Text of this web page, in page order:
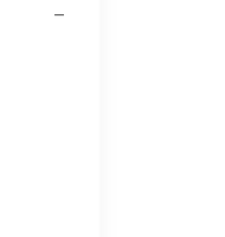
–